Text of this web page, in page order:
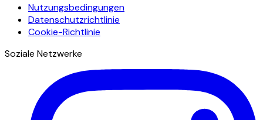
Nutzungsbedingungen
Datenschutzrichtlinie
Cookie-Richtlinie
Soziale Netzwerke